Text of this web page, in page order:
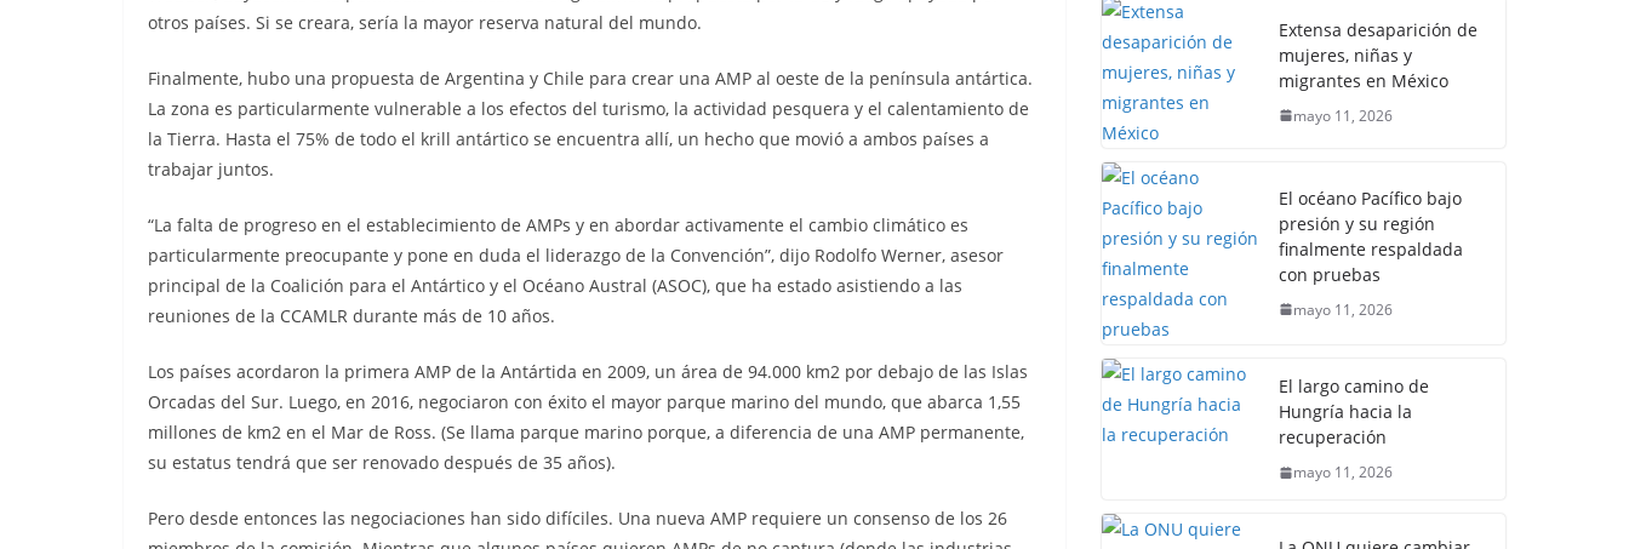
otros países. Si se creara, sería la mayor reserva natural del mundo.
Finalmente, hubo una propuesta de Argentina y Chile para crear una AMP al oeste de la península antártica.
La zona es particularmente vulnerable a los efectos del turismo, la actividad pesquera y el calentamiento de
la Tierra. Hasta el 75% de todo el krill antártico se encuentra allí, un hecho que movió a ambos países a
trabajar juntos.
“La falta de progreso en el establecimiento de AMPs y en abordar activamente el cambio climático es
particularmente preocupante y pone en duda el liderazgo de la Convención”, dijo Rodolfo Werner, asesor
principal de la Coalición para el Antártico y el Océano Austral (ASOC), que ha estado asistiendo a las
reuniones de la CCAMLR durante más de 10 años.
Los países acordaron la primera AMP de la Antártida en 2009, un área de 94.000 km2 por debajo de las Islas
Orcadas del Sur. Luego, en 2016, negociaron con éxito el mayor parque marino del mundo, que abarca 1,55
millones de km2 en el Mar de Ross. (Se llama parque marino porque, a diferencia de una AMP permanente,
su estatus tendrá que ser renovado después de 35 años).
Pero desde entonces las negociaciones han sido difíciles. Una nueva AMP requiere un consenso de los 26
Extensa desaparición de
mujeres, niñas y
migrantes en México
mayo 11, 2026
El océano Pacífico bajo
presión y su región
finalmente respaldada
con pruebas
mayo 11, 2026
El largo camino de
Hungría hacia la
recuperación
mayo 11, 2026